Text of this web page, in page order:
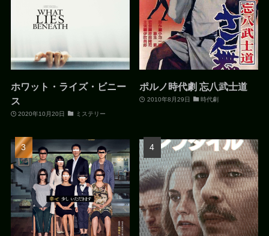
ホワット・ライズ・ビニー
ス
2020年10月20日 ミステリー
ポルノ時代劇 忘八武士道
2010年8月29日 時代劇